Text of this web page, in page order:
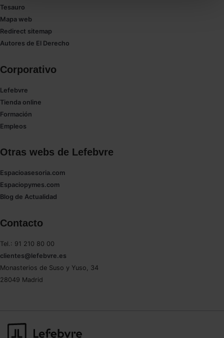
También puedes
seleccionar solo aquellas que quieras permitir en tu
navegador. Si no seleccionas ninguna utilizaremos
Saber más acerca de las cookies
Tesauro
Mapa web
Redirect sitemap
Autores de El Derecho
Corporativo
Lefebvre
Tienda online
Formación
Empleos
Otras webs de Lefebvre
Espacioasesoria.com
Espaciopymes.com
Blog de Actualidad
Contacto
Tel.: 91 210 80 00
clientes@lefebvre.es
Monasterios de Suso y Yuso, 34
28049 Madrid